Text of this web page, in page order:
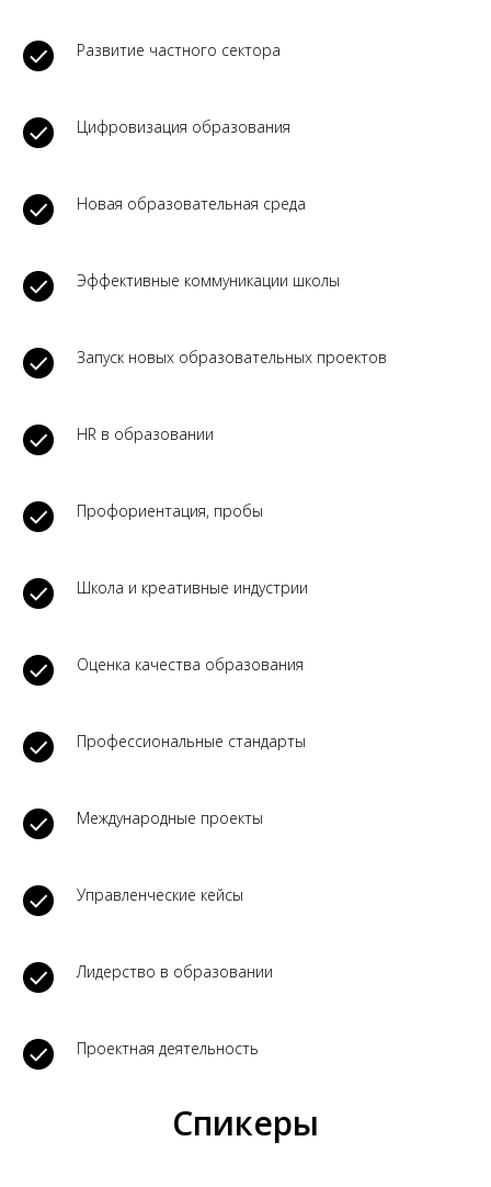
Развитие частного сектора
Цифровизация образования
Новая образовательная среда
Эффективные коммуникации школы
Запуск новых образовательных проектов
HR в образовании
Профориентация, пробы
Школа и креативные индустрии
Оценка качества образования
Профессиональные стандарты
Международные проекты
Управленческие кейсы
Лидерство в образовании
Проектная деятельность
Спикеры